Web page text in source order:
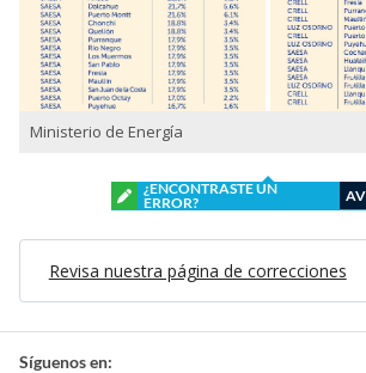
Ministerio de Energía
¿ENCONTRASTE UN
ERROR?
Revisa nuestra página de correcciones
Síguenos en: